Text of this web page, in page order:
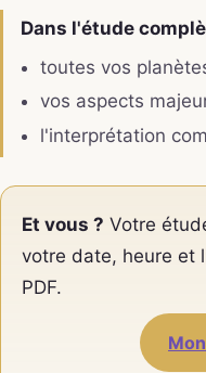
Dans l'étude
toutes vos
vos aspects
l'interprétation
Et vous ? Votre
votre date, heure et
PDF.